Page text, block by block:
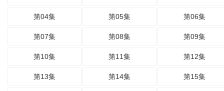
第04集 第05集 第06集
第07集 第08集 第09集
第10集 第11集 第12集
第13集 第14集 第15集